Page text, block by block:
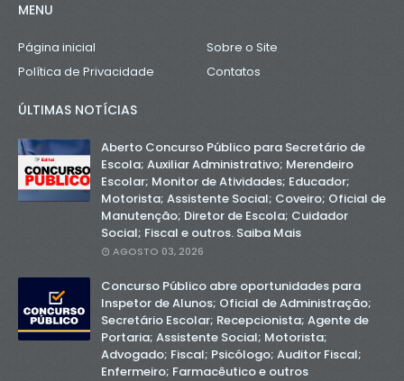
MENU
Página inicial
Sobre o Site
Política de Privacidade
Contatos
ÚLTIMAS NOTÍCIAS
Aberto Concurso Público para Secretário de
Escola; Auxiliar Administrativo; Merendeiro
Escolar; Monitor de Atividades; Educador;
Motorista; Assistente Social; Coveiro; Oficial de
Manutenção; Diretor de Escola; Cuidador
Social; Fiscal e outros. Saiba Mais
AGOSTO 03, 2026
Concurso Público abre oportunidades para
Inspetor de Alunos; Oficial de Administração;
Secretário Escolar; Recepcionista; Agente de
Portaria; Assistente Social; Motorista;
Advogado; Fiscal; Psicólogo; Auditor Fiscal;
Enfermeiro; Farmacêutico e outros